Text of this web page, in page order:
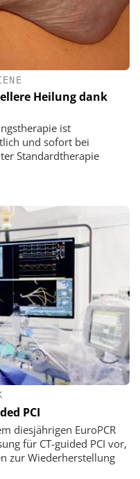
Heilung dank
ist
und sofort bei
Standardtherapie
PCI
diesjährigen EuroPCR
für CT-guided PCI vor,
zur Wiederherstellung